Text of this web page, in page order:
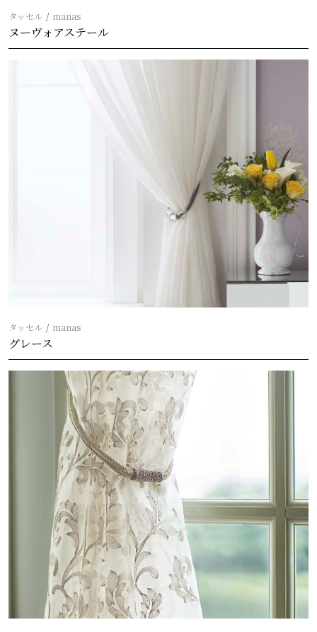
タッセル manas
ヌーヴォアステール
タッセル manas
グレース